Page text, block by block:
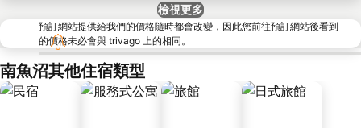
檢視更多
預訂網站提供給我們的價格隨時都會改變，因此您前往預訂網站後看到
的價格未必會與 trivago 上的相同。
南魚沼其他住宿類型